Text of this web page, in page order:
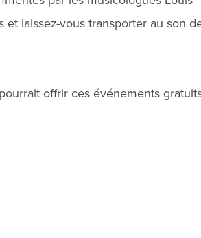
laissez-vous transporter au son
offrir ces événements